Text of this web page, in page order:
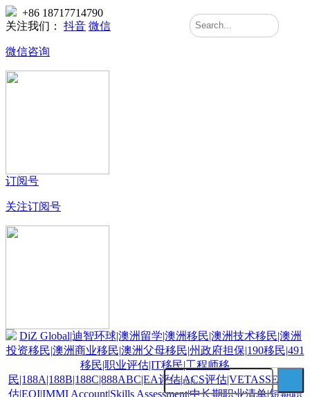
+86 18717714790
关注我们：
抖音 微信
微信咨询
订阅号
关注订阅号